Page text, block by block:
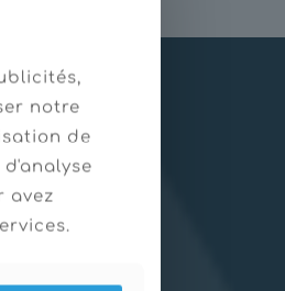
notre
de
avez